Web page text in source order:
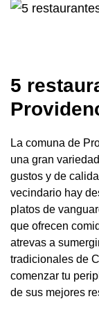
5
La comuna de
una gran
gustos y de
vecindario hay
platos de
que ofrecen
atrevas a
tradicionales de
comenzar tu
de sus mejores